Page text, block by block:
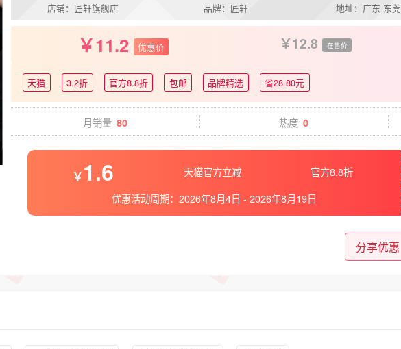
店铺：匠轩旗舰店 品牌：匠轩 地址：广东 东莞
11.2 优惠价 12.8 在售价
天猫 3.2折 官方8.8折 包邮 品牌精选 省28.80元
月销量 80 热度 0
1.6 天猫官方立减
官方8.8折
优惠活动周期： 2026年8月4日 - 2026年8月19日
分享优惠